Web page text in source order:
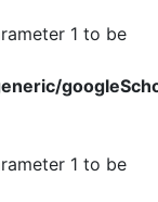
1 to be
1 to be